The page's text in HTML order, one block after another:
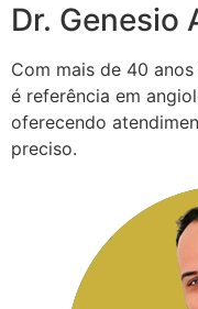
Dr. Genesio
Com mais de 40
é referência em
oferecendo
preciso.